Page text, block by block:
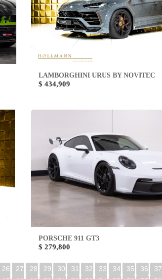
LAMBORGHINI URUS BY NOVITEC
$ 434,909
PORSCHE 911 GT3
$ 279,800
26 27 28 29 30 31 32 33 34 35 36 37